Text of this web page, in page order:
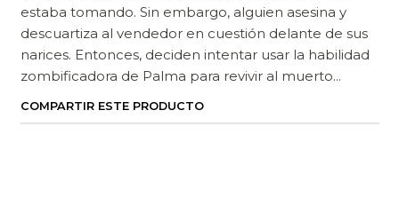
estaba tomando. Sin embargo, alguien asesina y
descuartiza al vendedor en cuestión delante de sus
narices. Entonces, deciden intentar usar la habilidad
zombificadora de Palma para revivir al muerto...
COMPARTIR ESTE PRODUCTO